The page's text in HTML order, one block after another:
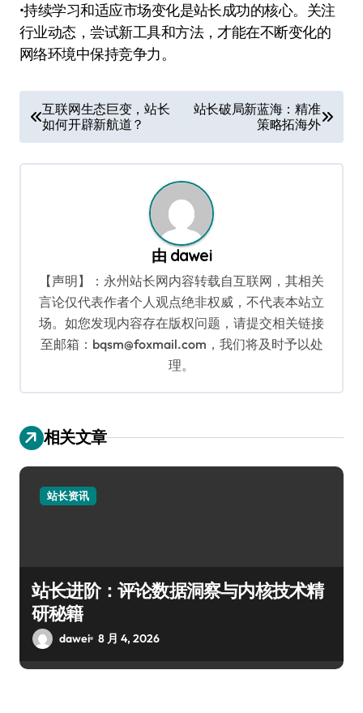
•持续学习和适应市场变化是站长成功的核心。关注
行业动态，尝试新工具和方法，才能在不断变化的
网络环境中保持竞争力。
章
导
互联网生态巨变，站长
如何开辟新航道？
站长破局新蓝海：精准
策略拓海外
由 dawei
【声明】：永州站长网内容转载自互联网，其相关
言论仅代表作者个人观点绝非权威，不代表本站立
场。如您发现内容存在版权问题，请提交相关链接
至邮箱：bqsm@foxmail.com，我们将及时予以处
理。
相关文章
站长资讯
站长进阶：评论数据洞察与内核技术精
研秘籍
dawei 8 月 4, 2026